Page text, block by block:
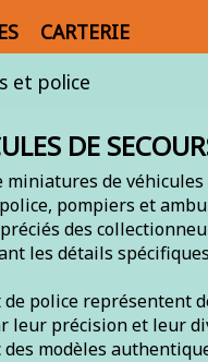
CARTERIE
et police
DE
de véhicules
pompiers et
des
les détails
police représentent
leur précision et leur
modèles